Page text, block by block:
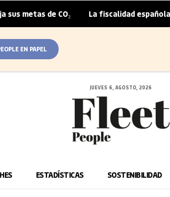
de CO₂ | La fiscalidad española
EN PAPEL
JUEVES 6, AGOSTO, 2026
ESTADÍSTICAS SOSTENIBILIDAD